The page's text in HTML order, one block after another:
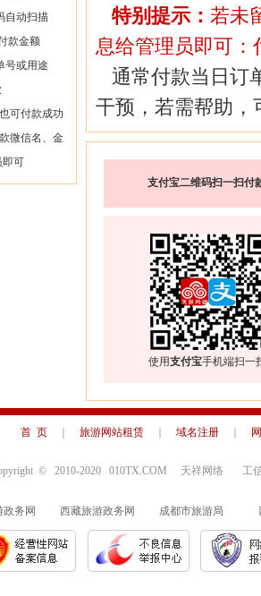
自动扫描
款金额
号或用途
可付款成功
微信名、金
即可
特别提示： 若未
息给管理员即可
通常付款当日订
干预，若需帮助，
支付宝二维码扫一扫付
使用支付宝手机端扫一
首 页 旅游网站租赁 域名注册
© 2010-2020 010TX.COM 天祥网络 工信
政务网 西藏旅游政务网 成都市旅游局